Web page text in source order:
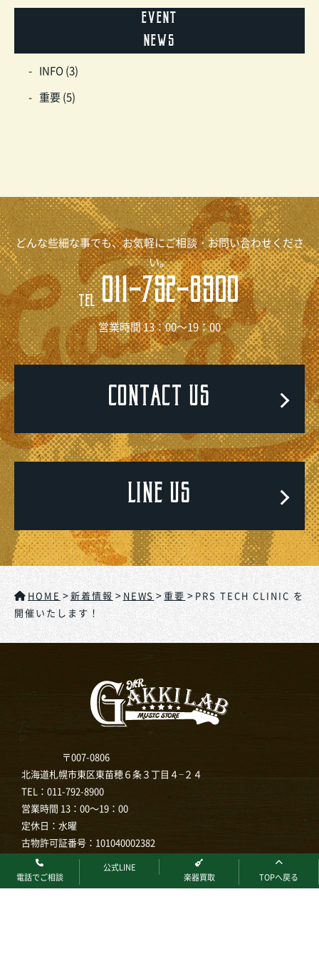
event
news
INFO (3)
重要 (5)
どんな些細な事でも、お気軽にご相談・お問い合わせくださ
い。
TEL 011-792-8900
営業時間 13：00～19：00
CONTACT US
LINE US
電話でご相談
公式LINE
楽器買取
TOPへ戻る
HOME >新着情報 > NEWS >重要 > PRS TECH CLINIC を
開催いたします！
〒007-0806
北海道札幌市東区東苗穂６条３丁目４−２４
TEL： 011-792-8900
営業時間 13：00～19：00
定休日：水曜
古物許可証番号：101040002382